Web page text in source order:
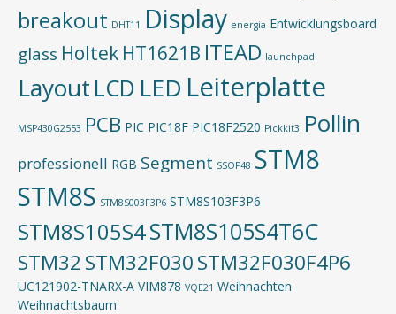
breakout DHT11 Display energia Entwicklungsboard
glass Holtek HT1621B ITEAD launchpad
Layout LCD LED Leiterplatte
MSP430G2553 PCB PIC PIC18F PIC18F2520 Pickkit3 Pollin
professionell RGB Segment SSOP48 STM8
STM8S STM8S003F3P6 STM8S103F3P6
STM8S105S4STM8S105S4T6C
STM32 STM32F030STM32F030F4P6
UC121902-TNARX-A VIM878 VQE21 Weihnachten
Weihnachtsbaum